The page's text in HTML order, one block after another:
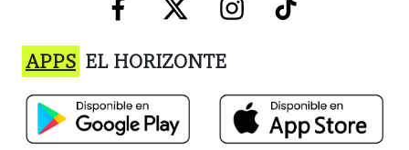
APPS EL HORIZONTE